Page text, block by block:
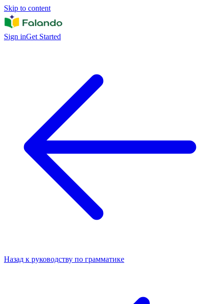
Skip to content
Sign inGet Started
Назад к руководству по грамматике